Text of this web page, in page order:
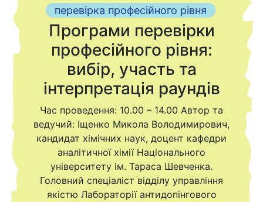
перевірка професійного рівня
Програми перевірки
професійного рівня:
вибір, участь та
інтерпретація раундів
Час проведення: 10.00 – 14.00 Автор та
ведучий: Іщенко Микола Володимирович,
кандидат хімічних наук, доцент кафедри
аналітичної хімії Національного
університету ім. Тараса Шевченка.
Головний спеціаліст відділу управління
якістю Лабораторії антидопінгового